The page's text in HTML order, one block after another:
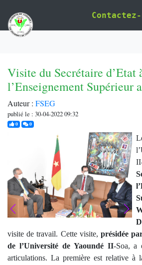
Contactez-
Visite du Secrétaire d’Etat
l’Enseignement Supérieur
Auteur : FSEG
publié le : 30-04-2022 09:32
0j'aime0commentaires
visite de travail. Cette visite,présidée
de l’Université de Yaoundé II-Soa, a
articulations. La première est relative à